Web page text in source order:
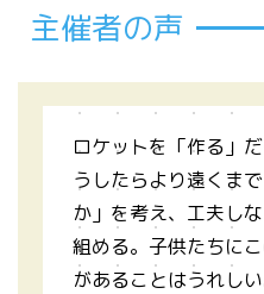
フィルム
ル編）
アルコール
主催者の声
ロケットを「作る」
うしたらより遠くま
か」を考え、工夫し
組める。子供たちに
があることはうれしい